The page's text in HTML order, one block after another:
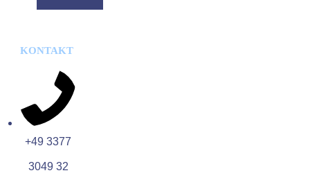
KONTAKT
+49 3377
3049 32